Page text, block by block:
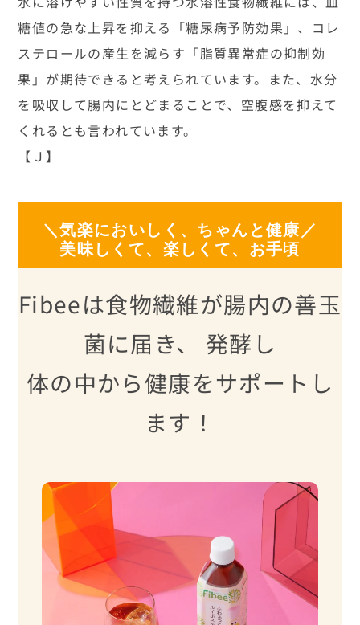
糖値の急な上昇を抑える「糖尿病予防効果」、コレ
ステロールの産生を減らす「脂質異常症の抑制効
果」が期待できると考えられています。また、水分
を吸収して腸内にとどまることで、空腹感を抑えて
くれるとも言われています。
【Ｊ】
＼気楽においしく、ちゃんと健康／
美味しくて、楽しくて、お手頃
Fibeeは食物繊維が腸内の善玉
菌に届き、 発酵し
体の中から健康をサポートし
ます！